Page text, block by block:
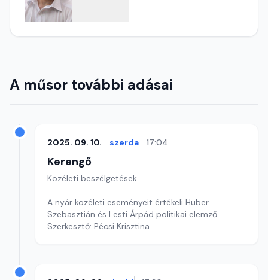
A műsor további adásai
2025. 09. 10. szerda 17:04
Kerengő
Közéleti beszélgetések
A nyár közéleti eseményeit értékeli Huber
Szebasztián és Lesti Árpád politikai elemző.
Szerkesztő: Pécsi Krisztina